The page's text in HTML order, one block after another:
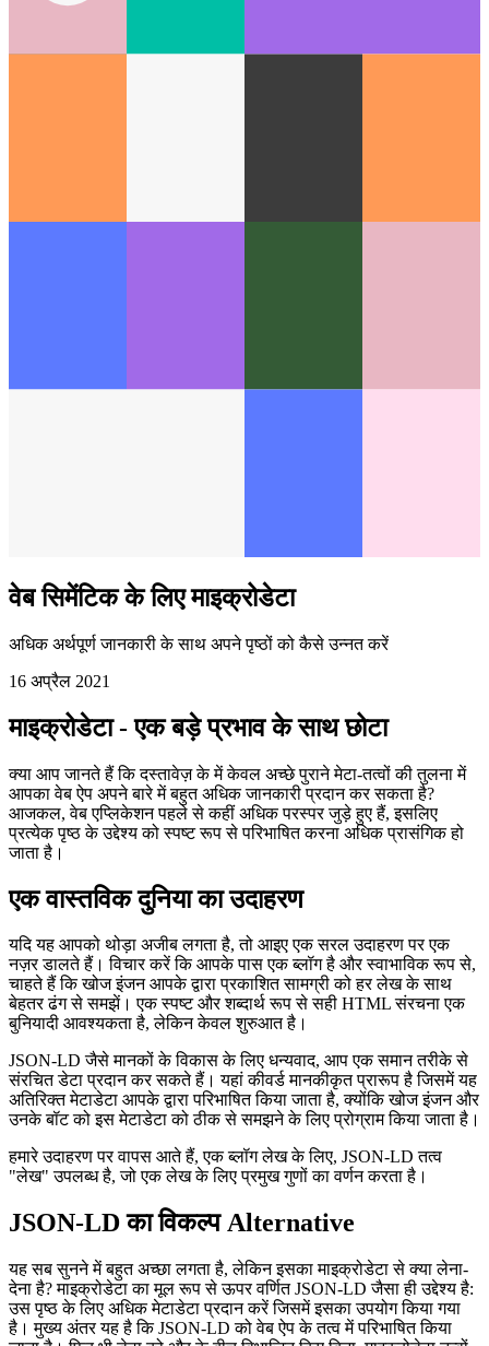
वेब सिमेंटिक के लिए माइक्रोडेटा
अधिक अर्थपूर्ण जानकारी के साथ अपने पृष्ठों को कैसे उन्नत करें
16 अप्रैल 2021
माइक्रोडेटा - एक बड़े प्रभाव के साथ छोटा
क्या आप जानते हैं कि दस्तावेज़ के में केवल अच्छे पुराने मेटा-तत्वों की तुलना में
आपका वेब ऐप अपने बारे में बहुत अधिक जानकारी प्रदान कर सकता है?
आजकल, वेब एप्लिकेशन पहले से कहीं अधिक परस्पर जुड़े हुए हैं, इसलिए
प्रत्येक पृष्ठ के उद्देश्य को स्पष्ट रूप से परिभाषित करना अधिक प्रासंगिक हो
जाता है।
एक वास्तविक दुनिया का उदाहरण
यदि यह आपको थोड़ा अजीब लगता है, तो आइए एक सरल उदाहरण पर एक
नज़र डालते हैं। विचार करें कि आपके पास एक ब्लॉग है और स्वाभाविक रूप से,
चाहते हैं कि खोज इंजन आपके द्वारा प्रकाशित सामग्री को हर लेख के साथ
बेहतर ढंग से समझें। एक स्पष्ट और शब्दार्थ रूप से सही HTML संरचना एक
बुनियादी आवश्यकता है, लेकिन केवल शुरुआत है।
JSON-LD जैसे मानकों के विकास के लिए धन्यवाद, आप एक समान तरीके से
संरचित डेटा प्रदान कर सकते हैं। यहां कीवर्ड मानकीकृत प्रारूप है जिसमें यह
अतिरिक्त मेटाडेटा आपके द्वारा परिभाषित किया जाता है, क्योंकि खोज इंजन और
उनके बॉट को इस मेटाडेटा को ठीक से समझने के लिए प्रोग्राम किया जाता है।
"लेख" उपलब्ध है, जो एक लेख के लिए प्रमुख गुणों का वर्णन करता है।
JSON-LD का विकल्प Alternative